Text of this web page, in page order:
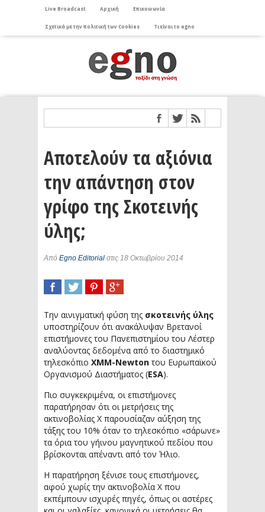
Live Broadcast Αρχική Επικοινωνία
Σχετικά με την πολιτική των Cookies Τι είναι το egno
Αποτελούν τα αξιόνια
την απάντηση στον
γρίφο της Σκοτεινής
ύλης;
Από Egno Editorial στις 18 Οκτωβρίου 2014
Την αινιγματική φύση της σκοτεινής ύλης
υποστηρίζουν ότι ανακάλυψαν Βρετανοί
επιστήμονες του Πανεπιστημίου του Λέστερ
αναλύοντας δεδομένα από το διαστημικό
τηλεσκόπιο XMM-Newtonτου Ευρωπαϊκού
Οργανισμού Διαστήματος (ESA).
Πιο συγκεκριμένα, οι επιστήμονες
παρατήρησαν ότι οι μετρήσεις της
ακτινοβολίας Χ παρουσίαζαν αύξηση της
τάξης του 10% όταν το τηλεσκόπιο «σάρωνε»
τα όρια του γήινου μαγνητικού πεδίου που
βρίσκονται απέναντι από τον Ήλιο.
Η παρατήρηση ξένισε τους επιστήμονες,
αφού χωρίς την ακτινοβολία Χ που
εκπέμπουν ισχυρές πηγές, όπως οι αστέρες